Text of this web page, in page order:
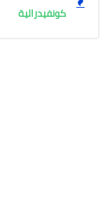
كونفيدرالية